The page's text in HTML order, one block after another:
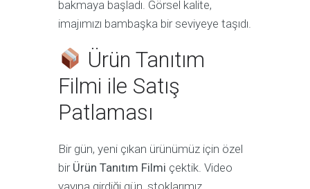
bakmaya başladı. Görsel kalite,
imajımızı bambaşka bir seviyeye taşıdı.
Ürün Tanıtım
Filmi ile Satış
Patlaması
Bir gün, yeni çıkan ürünümüz için özel
bir Ürün Tanıtım Filmi çektik. Video